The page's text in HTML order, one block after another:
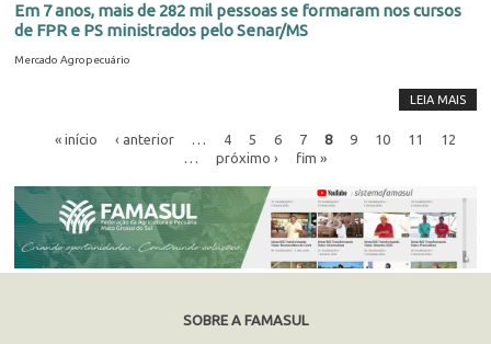
Em 7 anos, mais de 282 mil pessoas se formaram nos cursos
de FPR e PS ministrados pelo Senar/MS
Mercado Agropecuário
LEIA MAIS
« início ‹ anterior 4 5 6 7 8 9 10 11
12
próximo › fim »
SOBRE A FAMASUL